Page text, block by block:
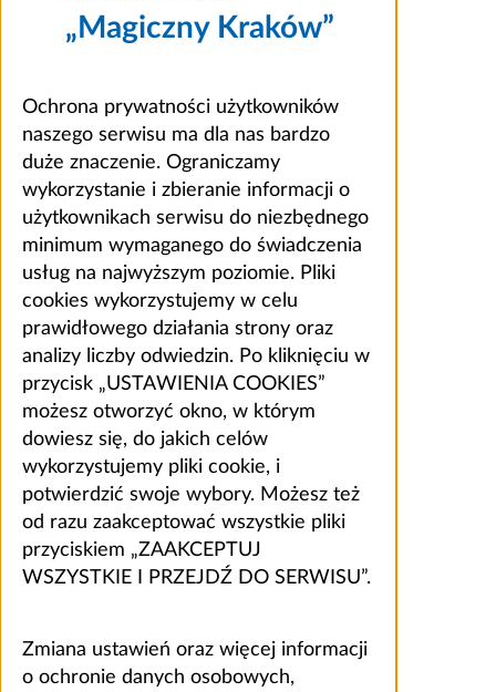
„Magiczny Kraków”
Ochrona prywatności użytkowników
naszego serwisu ma dla nas bardzo
duże znaczenie. Ograniczamy
wykorzystanie i zbieranie informacji o
użytkownikach serwisu do niezbędnego
minimum wymaganego do świadczenia
usług na najwyższym poziomie. Pliki
cookies wykorzystujemy w celu
prawidłowego działania strony oraz
analizy liczby odwiedzin. Po kliknięciu w
przycisk „USTAWIENIA COOKIES”
możesz otworzyć okno, w którym
dowiesz się, do jakich celów
wykorzystujemy pliki cookie, i
potwierdzić swoje wybory. Możesz też
od razu zaakceptować wszystkie pliki
przyciskiem „ZAAKCEPTUJ
WSZYSTKIE I PRZEJDŹ DO SERWISU”.
Zmiana ustawień oraz więcej informacji
o ochronie danych osobowych,